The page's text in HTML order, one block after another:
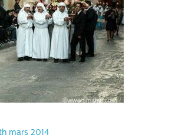
mars 2014